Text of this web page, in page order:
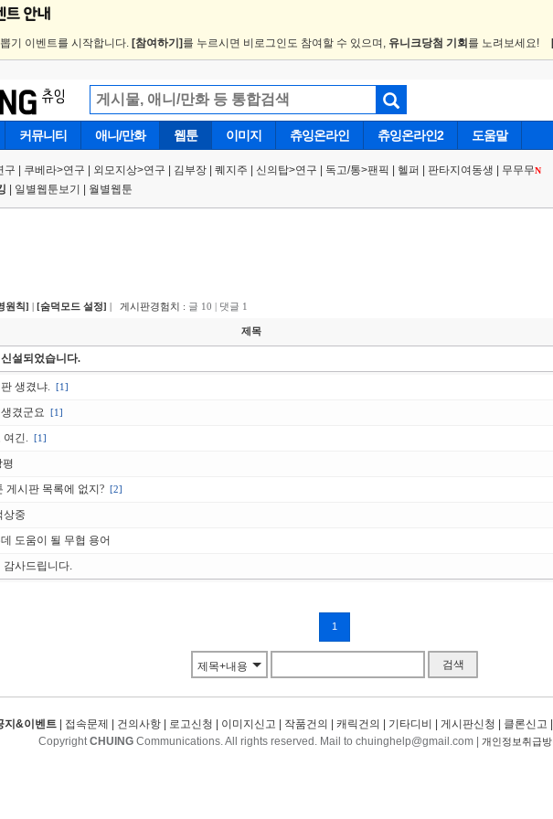
기 이벤트를 시작합니다. [참여하기] 를 누르시면 비로그인도 참여할 수 있으며, 유니크당첨 기회 를 노려보세요!
커뮤니티 애니/만화 웹툰 이미지 츄잉온라인 츄잉온라인2 도움말
구 쿠베라>연구 외모지상>연구 김부장 퀘지주 신의탑>연구 독고/통>팬픽 헬퍼 판타지여동생 무무무N
일별웹툰보기 월별웹툰
원칙] | [숨덕모드 설정] | 게시판경험치 : 글 10 | 댓글 1
제목
설되었습니다.
생겼냐. [1]
겼군요 [1]
여긴. [1]
평
게시판 목록에 없지? [2]
상중
도움이 될 무협 용어
감사드립니다.
1
제목+내용 검색
지&이벤트 접속문제 건의사항 로고신청 이미지신고 작품건의 캐릭건의 기타디비 게시판신청 클론신고
CopyrightCHUING Communications. All rights reserved. Mail to chuinghelp@gmail.com | 개인정보취급방